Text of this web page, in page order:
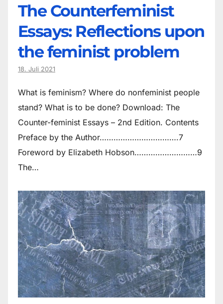
The Counter­feminist
Essays: Reflections upon
the feminist problem
18. Juli 2021
What is feminism? Where do non­feminist people
stand? What is to be done? Download: The
Counter-feminist Essays – 2nd Edition. Contents
Preface by the Author…………………………….7
Foreword by Elizabeth Hobson………………………9
The…